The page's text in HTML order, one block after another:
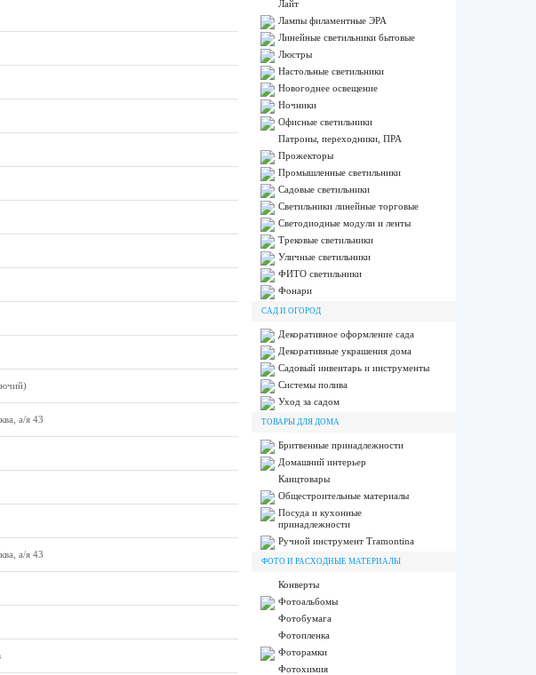
а/я 43
а/я 43
Лайт
Лампы филаментные ЭРА
Линейные светильники бытовые
Люстры
Настольные светильники
Новогоднее освещение
Ночники
Офисные светильники
Патроны, переходники, ПРА
Прожекторы
Промышленные светильники
Садовые светильники
Светильники линейные торговые
Светодиодные модули и ленты
Трековые светильники
Уличные светильники
ФИТО светильники
Фонари
САД И ОГОРОД
Декоративное оформление сада
Декоративные украшения дома
Садовый инвентарь и инструменты
Системы полива
Уход за садом
ТОВАРЫ ДЛЯ ДОМА
Бритвенные принадлежности
Домашний интерьер
Канцтовары
Общестроительные материалы
Посуда и кухонные
принадлежности
Ручной инструмент Tramontina
ФОТО И РАСХОДНЫЕ МАТЕРИАЛЫ
Конверты
Фотоальбомы
Фотобумага
Фотопленка
Фоторамки
Фотохимия